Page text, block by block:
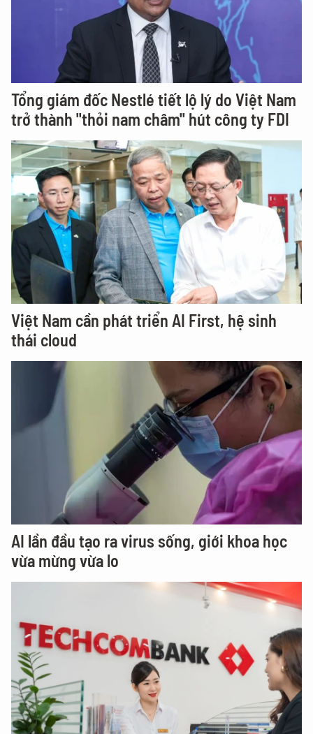
Tổng giám đốc Nestlé tiết lộ lý do Việt Nam
trở thành "thỏi nam châm" hút công ty FDI
Việt Nam cần phát triển AI First, hệ sinh
thái cloud
AI lần đầu tạo ra virus sống, giới khoa học
vừa mừng vừa lo